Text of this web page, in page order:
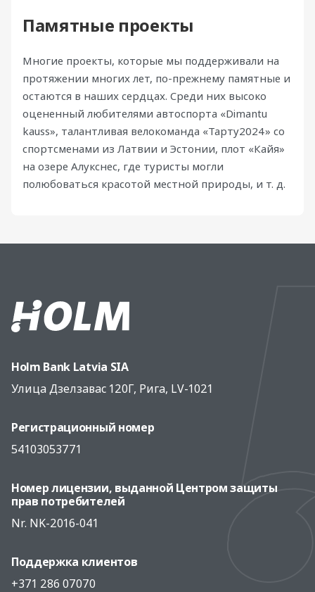
Памятные проекты
Многие проекты, которые мы поддерживали на
протяжении многих лет, по-прежнему памятные и
остаются в наших сердцах. Среди них высоко
оцененный любителями автоспорта «Dimantu
kauss», талантливая велокоманда «Тарту2024» со
спортсменами из Латвии и Эстонии, плот «Кайя»
на озере Алукснес, где туристы могли
полюбоваться красотой местной природы, и т. д.
Holm Bank Latvia SIA
Улица Дзелзавас 120Г, Рига, LV-1021
Регистрационный номер
54103053771
Номер лицензии, выданной Центром защиты
прав потребителей
Nr. NK-2016-041
Поддержка клиентов
+371 286 07070